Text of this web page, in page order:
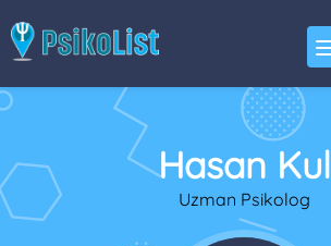
Hasan Kul
Uzman Psikolog